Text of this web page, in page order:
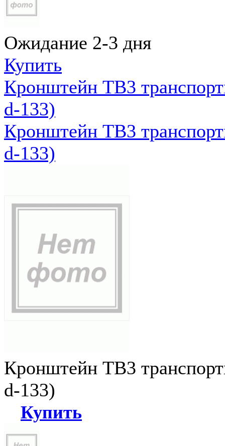
Ожидание 2-3 дня
Купить
Кронштейн ТВ3
d-133)
Кронштейн ТВ3
d-133)
Кронштейн ТВ3
d-133)
Купить